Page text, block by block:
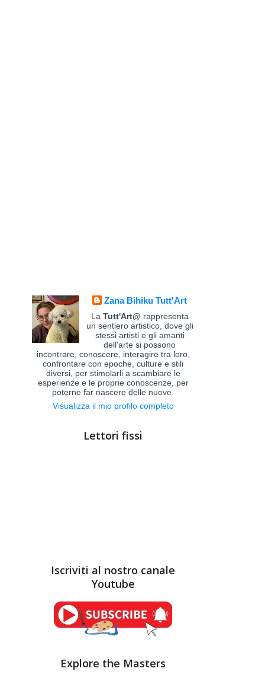
Zana Bihiku Tutt'Art
La Tutt'Art@ rappresenta
un sentiero artistico, dove gli
stessi artisti e gli amanti
dell'arte si possono
incontrare, conoscere, interagire tra loro,
confrontare con epoche, culture e stili
diversi, per stimolarli a scambiare le
esperienze e le proprie conoscenze, per
poterne far nascere delle nuove.
Visualizza il mio profilo completo
Lettori fissi
Iscriviti al nostro canale
Youtube
Explore the Masters